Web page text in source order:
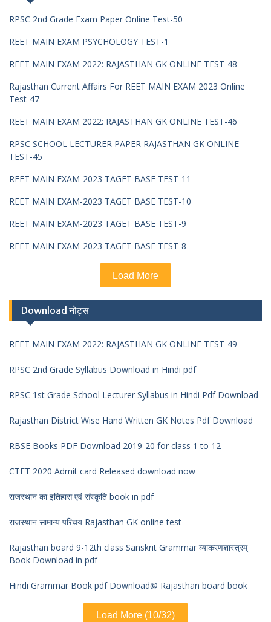
RPSC 2nd Grade Exam Paper Online Test-50
REET MAIN EXAM PSYCHOLOGY TEST-1
REET MAIN EXAM 2022: RAJASTHAN GK ONLINE TEST-48
Rajasthan Current Affairs For REET MAIN EXAM 2023 Online
Test-47
REET MAIN EXAM 2022: RAJASTHAN GK ONLINE TEST-46
RPSC SCHOOL LECTURER PAPER RAJASTHAN GK ONLINE
TEST-45
REET MAIN EXAM-2023 TAGET BASE TEST-11
REET MAIN EXAM-2023 TAGET BASE TEST-10
REET MAIN EXAM-2023 TAGET BASE TEST-9
REET MAIN EXAM-2023 TAGET BASE TEST-8
Load More
Download नोट्स
REET MAIN EXAM 2022: RAJASTHAN GK ONLINE TEST-49
RPSC 2nd Grade Syllabus Download in Hindi pdf
RPSC 1st Grade School Lecturer Syllabus in Hindi Pdf Download
Rajasthan District Wise Hand Written GK Notes Pdf Download
RBSE Books PDF Download 2019-20 for class 1 to 12
CTET 2020 Admit card Released download now
राजस्थान का इतिहास एवं संस्कृति book in pdf
राजस्थान सामान्य परिचय Rajasthan GK online test
Rajasthan board 9-12th class Sanskrit Grammar व्याकरणशास्त्रम्
Book Download in pdf
Hindi Grammar Book pdf Download@ Rajasthan board book
Load More (10/32)